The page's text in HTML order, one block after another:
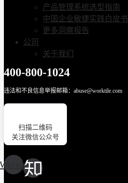
产品管理系统选型指南
中国企业敏捷实践白皮书
更多洞察报告
公司
关于我们
400-800-1024
违法和不良信息举报邮箱：abuse@worktile.com
扫描二维码
关注微信公众号
Weixin